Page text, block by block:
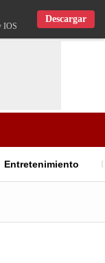
IOS
Descargar
Entretenimiento